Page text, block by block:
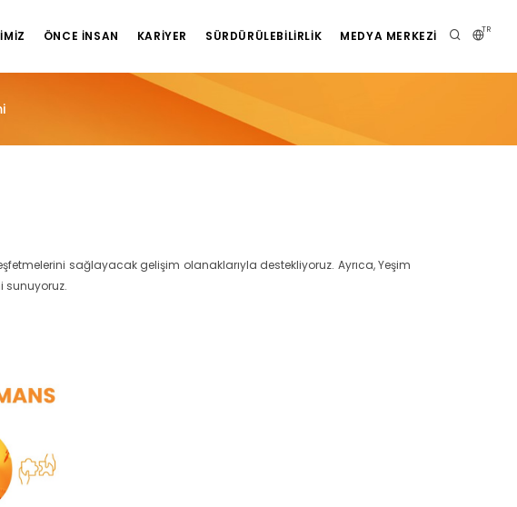
TR
ÖNCE İNSAN KARIYER SÜRDÜRÜLEBILIRLIK MEDYA MERKEZI
sağlayacak gelişim olanaklarıyla destekliyoruz. Ayrıca, Yeşim
sunuyoruz.